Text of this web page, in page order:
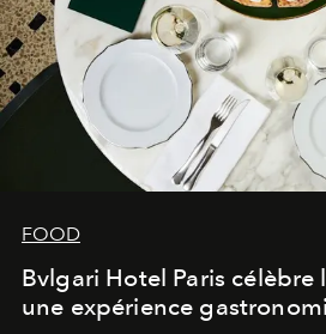
FOOD
Bvlgari Hotel Paris célèbre
une expérience